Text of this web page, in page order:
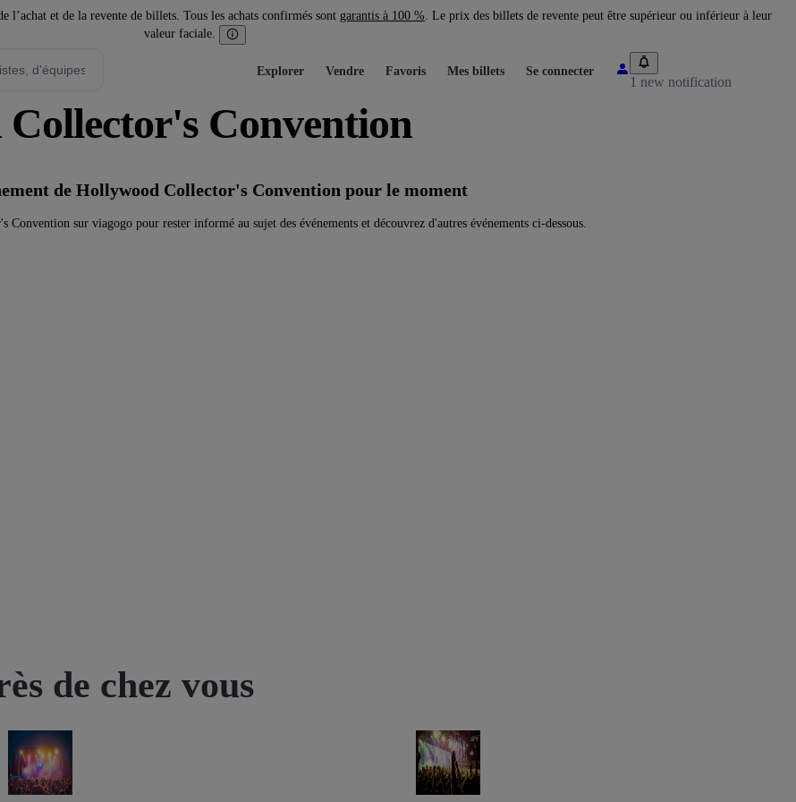
l’achat et de la revente de billets. Tous les achats confirmés sont garantis à 100 %. Le prix des billets de revente peut être supérieur ou inférieur à leur
valeur faciale.
Explorer Vendre Favoris Mes billets Se connecter
1 new notification
Convention
de Hollywood Collector's Convention pour le moment
sur viagogo pour rester informé au sujet des événements et découvrez d'autres événements ci-dessous.
de chez vous